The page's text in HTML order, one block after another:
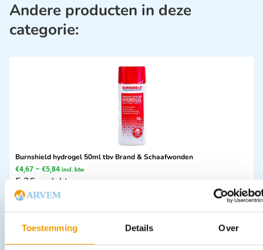
Toestemming Details Over
Andere producten in deze
categorie:
Burnshield hydrogel 50ml tbv Brand & Schaafwonden
€4,67 – €5,84 incl. btw
5.36 excl. btw